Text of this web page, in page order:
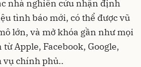
nhà nghiên cứu nhận định
tình báo mới, có thể được vũ
lớn, và mở khóa gần như mọi
Apple, Facebook, Google,
vụ chính phủ..